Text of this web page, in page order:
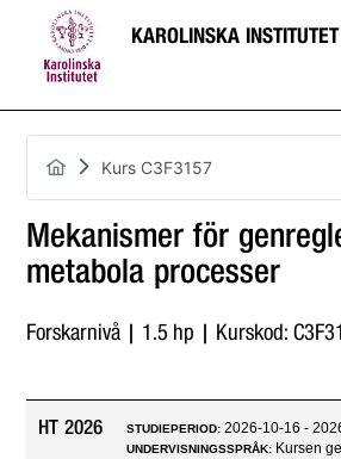
KAROLINSKA INSTITUTET
Kurs C3F3157
Mekanismer för
metabola processer
Forskarnivå | 1.5 hp | Kurskod:
HT 2026 STUDIEPERIOD:2026-10-16 -
UNDERVISNINGSSPRÅK: Kursen